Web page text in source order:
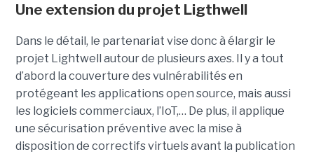
Une extension du projet Ligthwell
Dans le détail, le partenariat vise donc à élargir le
projet Lightwell autour de plusieurs axes. Il y a tout
d’abord la couverture des vulnérabilités en
protégeant les applications open source, mais aussi
les logiciels commerciaux, l’IoT,… De plus, il applique
une sécurisation préventive avec la mise à
disposition de correctifs virtuels avant la publication